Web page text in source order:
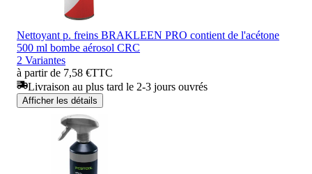
Nettoyant p. freins BRAKLEEN PRO contient de l'acétone
500 ml bombe aérosol CRC
2 Variantes
à partir de 7,58 €TTC
Livraison au plus tard le 2-3 jours ouvrés
Afficher les détails